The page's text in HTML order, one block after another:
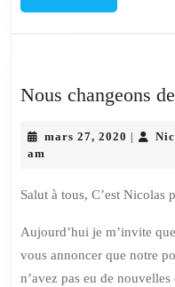
MORE
Nous changeons
mars 27, 2020 mars
|
am
Salut à tous, C’est Nicolas
Aujourd’hui je m’invite
vous annoncer que notre
n’avez pas eu de